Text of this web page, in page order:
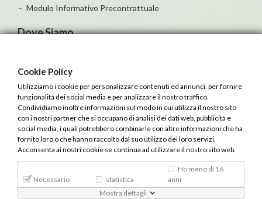
Modulo Informativo Precontrattuale
Dove Siamo
Cookie
Cookie Policy
Utilizziamo i cookie per personalizzare contenuti ed annunci, per fornire
funzionalità dei social media e per analizzare il nostro traffico.
Condividiamo inoltre informazioni sul modo in cui utilizza il nostro sito
con i nostri partner che si occupano di analisi dei dati web, pubblicità e
social media, i quali potrebbero combinarle con altre informazioni che ha
fornito loro o che hanno raccolto dal suo utilizzo dei loro servizi.
Acconsenta ai nostri cookie se continua ad utilizzare il nostro sito web.
Necessario statistica
Ho meno di 16
anni
Mostra dettagli